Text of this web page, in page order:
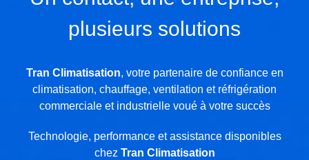
plusieurs solutions
Tran Climatisation, votre partenaire de confiance en
climatisation, chauffage, ventilation et réfrigération
commerciale et industrielle voué à votre succès
Technologie, performance et assistance disponibles
chez Tran Climatisation